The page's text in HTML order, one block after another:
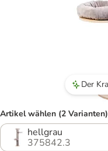
Artikel wählen (2 Varianten)
hellgrau
375842.3